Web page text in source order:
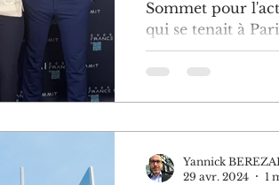
Sommet pour
qui se tenait à
Yannick
29 avr. 2024
1